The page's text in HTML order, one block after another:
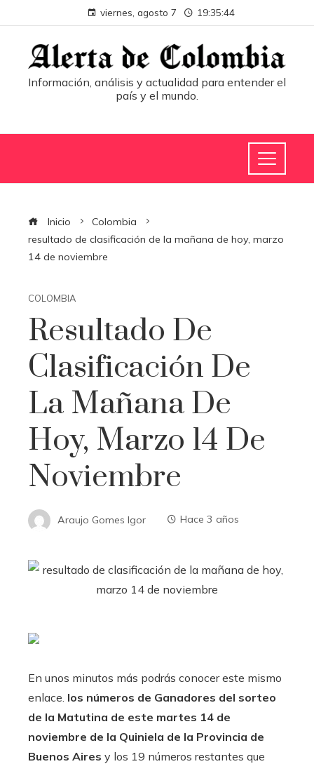
viernes, agosto 7 19:35:44
Información, análisis y actualidad para entender el
país y el mundo.
Inicio
Colombia
resultado de clasificación de la mañana de hoy, marzo
14 de noviembre
COLOMBIA
Resultado De
Clasificación De
La Mañana De
Hoy, Marzo 14 De
Noviembre
Araujo Gomes Igor Hace 3 años
En unos minutos más podrás conocer este mismo
enlace. los números de Ganadores del sorteo
de la Matutina de este martes 14 de
noviembre de la Quiniela de la Provincia de
Buenos Aires y los 19 números restantes que